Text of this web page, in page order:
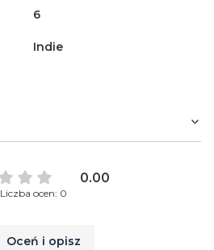
6
Indie
0.00
Liczba ocen: 0
Oceń i opisz